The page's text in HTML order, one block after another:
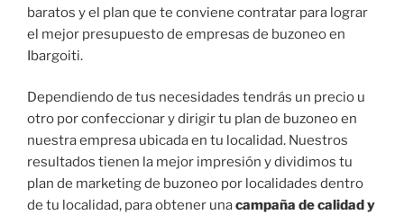
baratos y el plan que te conviene contratar para lograr
el mejor presupuesto de empresas de buzoneo en
Ibargoiti.
Dependiendo de tus necesidades tendrás un precio u
otro por confeccionar y dirigir tu plan de buzoneo en
nuestra empresa ubicada en tu localidad. Nuestros
resultados tienen la mejor impresión y dividimos tu
plan de marketing de buzoneo por localidades dentro
de tu localidad, para obtener unacampaña de calidad y